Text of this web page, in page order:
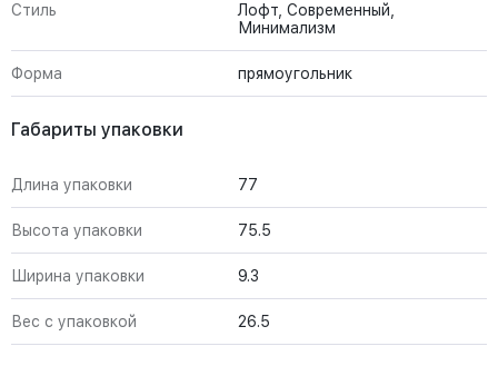
Стиль
Лофт, Современный,
Минимализм
Форма прямоугольник
Габариты упаковки
Длина упаковки 77
Высота упаковки 75.5
Ширина упаковки 9.3
Вес с упаковкой 26.5